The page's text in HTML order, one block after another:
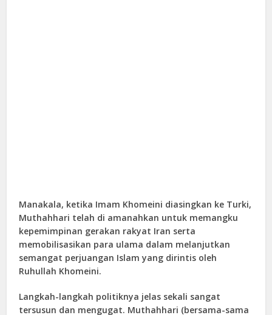
Manakala, ketika Imam Khomeini diasingkan ke Turki,
Muthahhari telah di amanahkan untuk memangku
kepemimpinan gerakan rakyat Iran serta
memobilisasikan para ulama dalam melanjutkan
semangat perjuangan Islam yang dirintis oleh
Ruhullah Khomeini.
Langkah-langkah politiknya jelas sekali sangat
tersusun dan mengugat. Muthahhari (bersama-sama